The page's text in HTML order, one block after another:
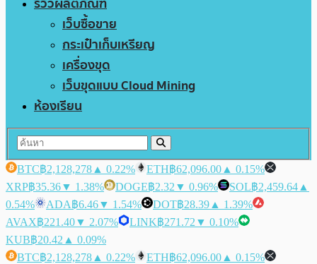
เว็บซื้อขาย
กระเป๋าเก็บเหรียญ
เครื่องขุด
เว็บขุดแบบ Cloud Mining
ห้องเรียน
BTC฿2,128,278 ▲ 0.22% ETH฿62,096.00 ▲ 0.15%
XRP฿35.36▼ 1.38% DOGE฿2.32 ▼ 0.96% SOL฿2,459.64 ▲
0.54%
ADA฿6.46▼ 1.54% DOT฿28.39 ▲ 1.39%
AVAX฿221.40▼ 2.07% LINK฿271.72 ▼ 0.10%
KUB฿20.42 ▲ 0.09%
BTC฿2,128,278 ▲ 0.22% ETH฿62,096.00 ▲ 0.15%